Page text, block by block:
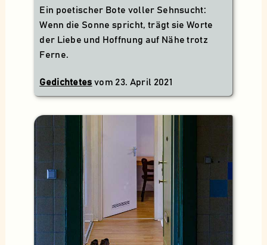
Ein poetischer Bote voller Sehnsucht:
Wenn die Sonne spricht, trägt sie Worte
der Liebe und Hoffnung auf Nähe trotz
Ferne.
Gedichtetes vom 23. April 2021